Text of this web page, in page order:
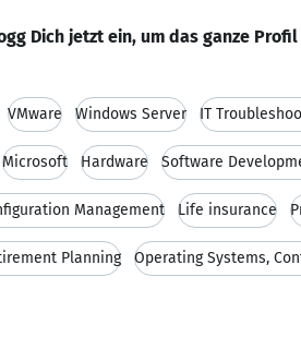
Dich jetzt ein, um das ganze Profil
VMware Windows Server IT
Microsoft Hardware Software
Management Life insurance
Planning Operating Systems,